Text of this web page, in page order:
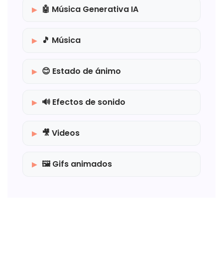
🤖 Música Generativa IA
🎵 Música
😊 Estado de ánimo
🔊 Efectos de sonido
🎥 Videos
🖼️ Gifs animados